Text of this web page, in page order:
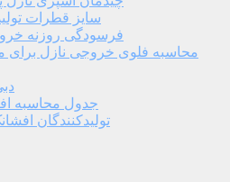
سایز قطرات
فرسودگی روزنه
محاسبه فلوی خروجی نازل برای
جدول محاسبه
تولیدکنندگان